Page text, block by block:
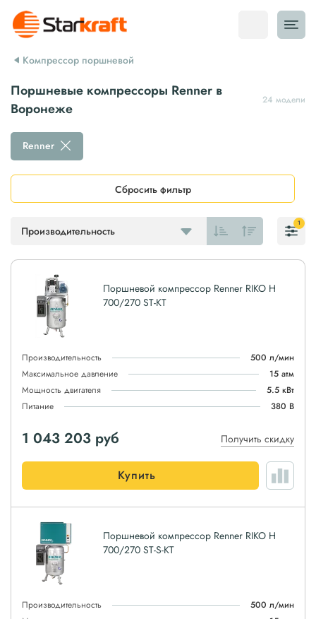
Компрессор поршневой
Поршневые компрессоры Renner в
Воронеже
24 модели
Производительность
Renner
Сбросить фильтр
1
Поршневой компрессор Renner RIKO H
700/270 ST-KT
Производительность
500 л/мин
Максимальное давление
15 атм
Мощность двигателя
5.5 кВт
Питание
380 В
1 043 203 руб Получить скидку
Купить
Поршневой компрессор Renner RIKO H
700/270 ST-S-KT
Производительность
500 л/мин